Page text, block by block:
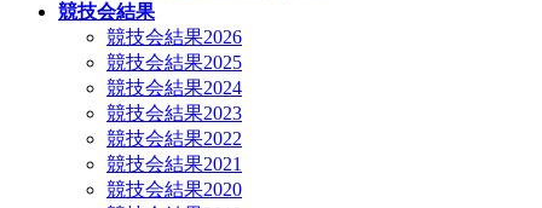
競技会結果
競技会結果2026
競技会結果2025
競技会結果2024
競技会結果2023
競技会結果2022
競技会結果2021
競技会結果2020